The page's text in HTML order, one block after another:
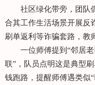
社区绿化带旁，团队偶
合其工作生活场景开展反
刷单返利等诈骗套路，教
一位师傅提到“邻居老
联”，队员点明这是典型
钱跑路，提醒师傅遇类似